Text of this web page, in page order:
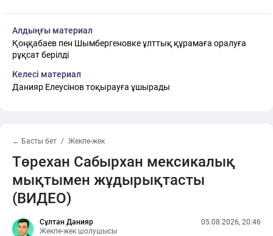
Алдыңғы материал
Қоңқабаев пен Шымбергеновке ұлттық құрамаға оралуға
рұқсат берілді
Келесі материал
Данияр Елеусінов тоқырауға ұшырады
← Басты бет Жекпе-жек
Төрехан Сабырхан мексикалық
мықтымен жұдырықтасты
(ВИДЕО)
Сұлтан Данияр
Жекпе-жек шолушысы
05.08.2026, 20:46